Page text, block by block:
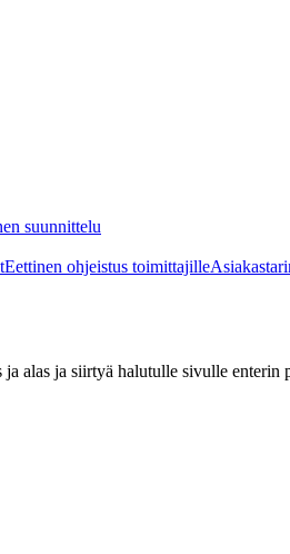
suunnittelu
Eettinen ohjeistus toimittajille
alas ja siirtyä halutulle sivulle